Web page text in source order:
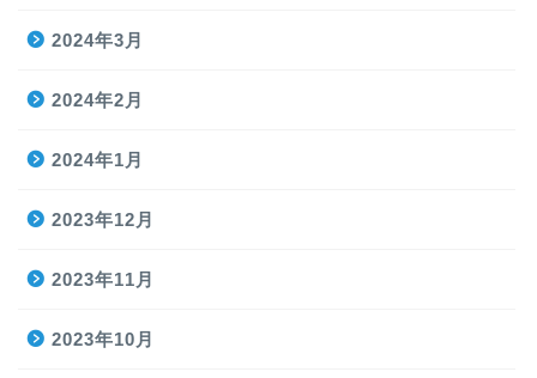
2024年3月
2024年2月
2024年1月
2023年12月
2023年11月
2023年10月